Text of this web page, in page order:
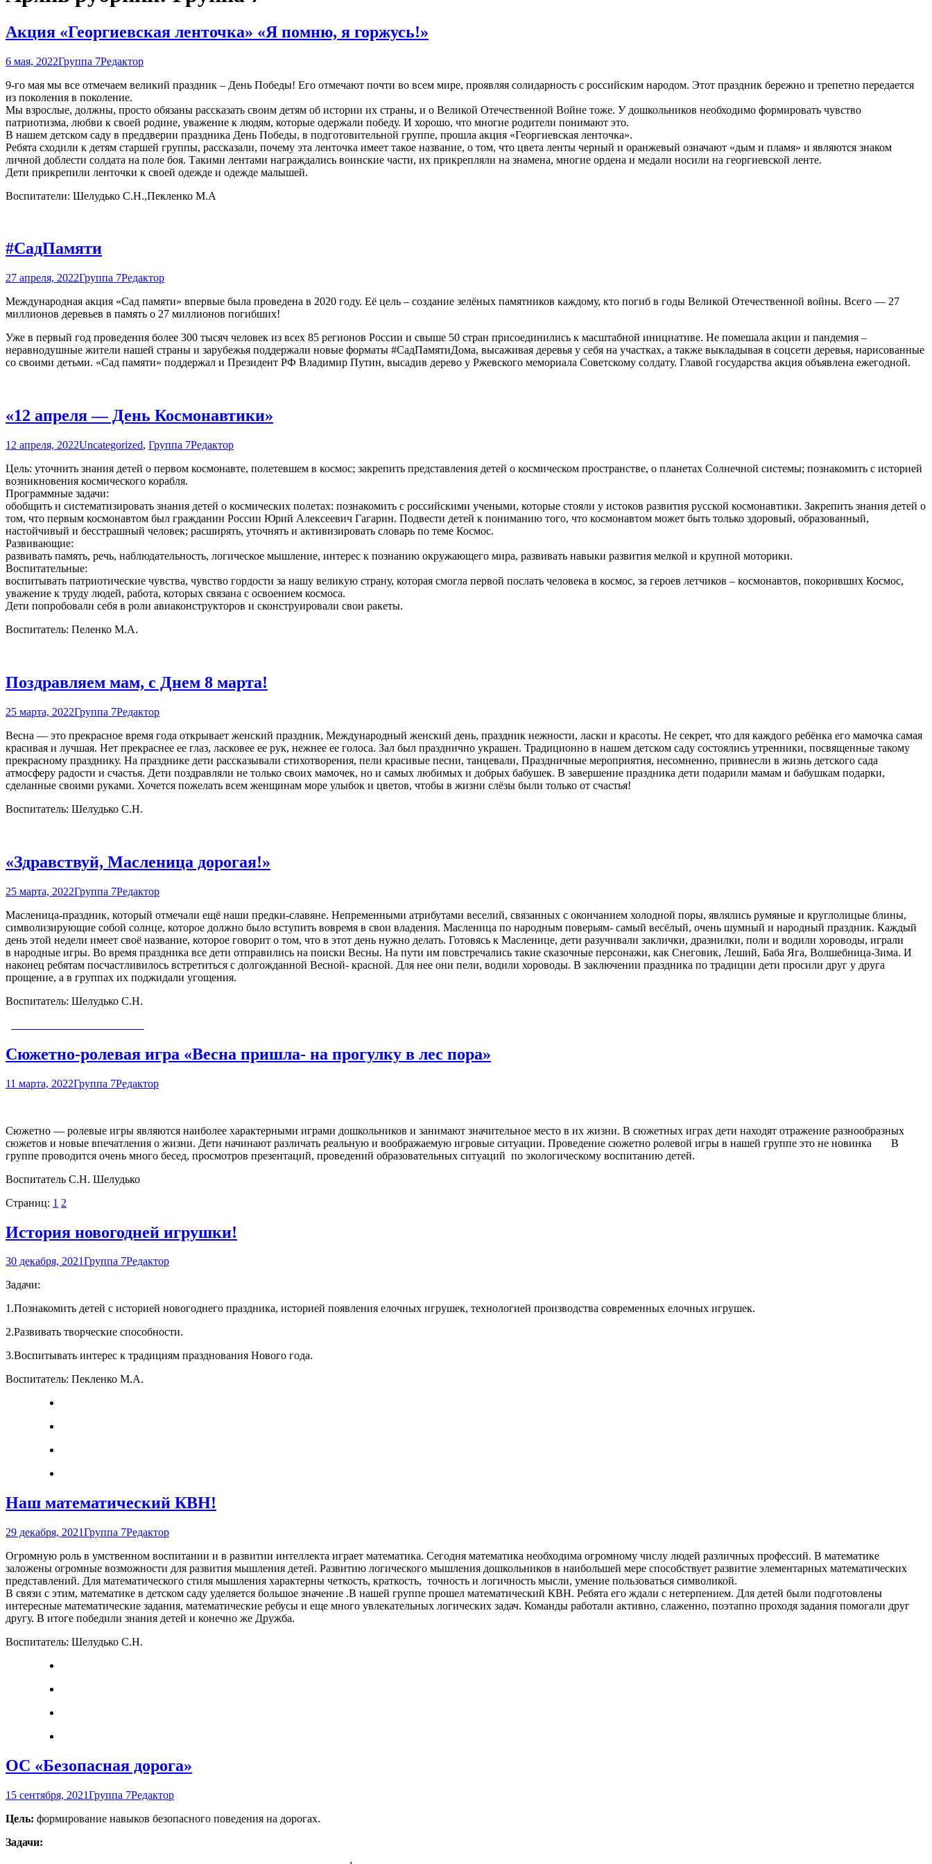
Акция «Георгиевская ленточка» «Я помню, я горжусь!»
6 мая, 2022Группа 7Редактор
9-го мая мы все отмечаем великий праздник – День Победы! Его отмечают почти во всем мире, проявляя солидарность с российским народом. Этот праздник бережно и трепетно передается
из поколения в поколение.
Мы взрослые, должны, просто обязаны рассказать своим детям об истории их страны, и о Великой Отечественной Войне тоже. У дошкольников необходимо формировать чувство
патриотизма, любви к своей родине, уважение к людям, которые одержали победу. И хорошо, что многие родители понимают это.
В нашем детском саду в преддверии праздника День Победы, в подготовительной группе, прошла акция «Георгиевская ленточка».
Ребята сходили к детям старшей группы, рассказали, почему эта ленточка имеет такое название, о том, что цвета ленты черный и оранжевый означают «дым и пламя» и являются знаком
личной доблести солдата на поле боя. Такими лентами награждались воинские части, их прикрепляли на знамена, многие ордена и медали носили на георгиевской ленте.
Дети прикрепили ленточки к своей одежде и одежде малышей.
Воспитатели: Шелудько С.Н.,Пекленко М.А
#СадПамяти
27 апреля, 2022Группа 7Редактор
Международная акция «Сад памяти» впервые была проведена в 2020 году. Её цель – создание зелёных памятников каждому, кто погиб в годы Великой Отечественной войны. Всего — 27
миллионов деревьев в память о 27 миллионов погибших!
Уже в первый год проведения более 300 тысяч человек из всех 85 регионов России и свыше 50 стран присоединились к масштабной инициативе. Не помешала акции и пандемия –
неравнодушные жители нашей страны и зарубежья поддержали новые форматы #СадПамятиДома, высаживая деревья у себя на участках, а также выкладывая в соцсети деревья, нарисованные
со своими детьми. «Сад памяти» поддержал и Президент РФ Владимир Путин, высадив дерево у Ржевского мемориала Советскому солдату. Главой государства акция объявлена ежегодной.
«12 апреля — День Космонавтики»
12 апреля, 2022Uncategorized, Группа 7Редактор
Цель: уточнить знания детей о первом космонавте, полетевшем в космос; закрепить представления детей о космическом пространстве, о планетах Солнечной системы; познакомить с историей
возникновения космического корабля.
Программные задачи:
обобщить и систематизировать знания детей о космических полетах: познакомить с российскими учеными, которые стояли у истоков развития русской космонавтики. Закрепить знания детей о
том, что первым космонавтом был гражданин России Юрий Алексеевич Гагарин. Подвести детей к пониманию того, что космонавтом может быть только здоровый, образованный,
настойчивый и бесстрашный человек; расширять, уточнять и активизировать словарь по теме Космос.
Развивающие:
развивать память, речь, наблюдательность, логическое мышление, интерес к познанию окружающего мира, развивать навыки развития мелкой и крупной моторики.
Воспитательные:
воспитывать патриотические чувства, чувство гордости за нашу великую страну, которая смогла первой послать человека в космос, за героев летчиков – космонавтов, покоривших Космос,
уважение к труду людей, работа, которых связана с освоением космоса.
Дети попробовали себя в роли авиаконструкторов и сконструировали свои ракеты.
Воспитатель: Пеленко М.А.
Поздравляем мам, с Днем 8 марта!
25 марта, 2022Группа 7Редактор
Весна — это прекрасное время года открывает женский праздник, Международный женский день, праздник нежности, ласки и красоты. Не секрет, что для каждого ребёнка его мамочка самая
красивая и лучшая. Нет прекраснее ее глаз, ласковее ее рук, нежнее ее голоса. Зал был празднично украшен. Традиционно в нашем детском саду состоялись утренники, посвященные такому
прекрасному празднику. На празднике дети рассказывали стихотворения, пели красивые песни, танцевали, Праздничные мероприятия, несомненно, привнесли в жизнь детского сада
атмосферу радости и счастья. Дети поздравляли не только своих мамочек, но и самых любимых и добрых бабушек. В завершение праздника дети подарили мамам и бабушкам подарки,
сделанные своими руками. Хочется пожелать всем женщинам море улыбок и цветов, чтобы в жизни слёзы были только от счастья!
Воспитатель: Шелудько С.Н.
«Здравствуй, Масленица дорогая!»
25 марта, 2022Группа 7Редактор
Масленица-праздник, который отмечали ещё наши предки-славяне. Непременными атрибутами веселий, связанных с окончанием холодной поры, являлись румяные и круглолицые блины,
символизирующие собой солнце, которое должно было вступить вовремя в свои владения. Масленица по народным поверьям- самый весёлый, очень шумный и народный праздник. Каждый
день этой недели имеет своё название, которое говорит о том, что в этот день нужно делать. Готовясь к Масленице, дети разучивали заклички, дразнилки, поли и водили хороводы, играли
в народные игры. Во время праздника все дети отправились на поиски Весны. На пути им повстречались такие сказочные персонажи, как Снеговик, Леший, Баба Яга, Волшебница-Зима. И
наконец ребятам посчастливилось встретиться с долгожданной Весной- красной. Для нее они пели, водили хороводы. В заключении праздника по традиции дети просили друг у друга
прощение, а в группах их поджидали угощения.
Воспитатель: Шелудько С.Н.
Сюжетно-ролевая игра «Весна пришла- на прогулку в лес пора»
11 марта, 2022Группа 7Редактор
Сюжетно — ролевые игры являются наиболее характерными играми дошкольников и занимают значительное место в их жизни. В сюжетных играх дети находят отражение разнообразных
сюжетов и новые впечатления о жизни. Дети начинают различать реальную и воображаемую игровые ситуации. Проведение сюжетно ролевой игры в нашей группе это не новинка В
группе проводится очень много бесед, просмотров презентаций, проведений образовательных ситуаций по экологическому воспитанию детей.
Воспитатель С.Н. Шелудько
Страниц: 1 2
История новогодней игрушки!
30 декабря, 2021Группа 7Редактор
Задачи:
1.Познакомить детей с историей новогоднего праздника, историей появления елочных игрушек, технологией производства современных елочных игрушек.
2.Развивать творческие способности.
3.Воспитывать интерес к традициям празднования Нового года.
Воспитатель: Пекленко М.А.
Наш математический КВН!
29 декабря, 2021Группа 7Редактор
Огромную роль в умственном воспитании и в развитии интеллекта играет математика. Сегодня математика необходима огромному числу людей различных профессий. В математике
заложены огромные возможности для развития мышления детей. Развитию логического мышления дошкольников в наибольшей мере способствует развитие элементарных математических
представлений. Для математического стиля мышления характерны четкость, краткость, точность и логичность мысли, умение пользоваться символикой.
В связи с этим, математике в детском саду уделяется большое значение .В нашей группе прошел математический КВН. Ребята его ждали с нетерпением. Для детей были подготовлены
интересные математические задания, математические ребусы и еще много увлекательных логических задач. Команды работали активно, слаженно, поэтапно проходя задания помогали друг
другу. В итоге победили знания детей и конечно же Дружба.
Воспитатель: Шелудько С.Н.
ОС «Безопасная дорога»
15 сентября, 2021Группа 7Редактор
Цель: формирование навыков безопасного поведения на дорогах.
Задачи: